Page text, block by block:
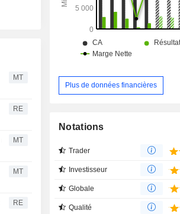
MT
RE
MT
MT
RE
Plus de données financières
Notations
Trader
Investisseur
Globale
Qualité